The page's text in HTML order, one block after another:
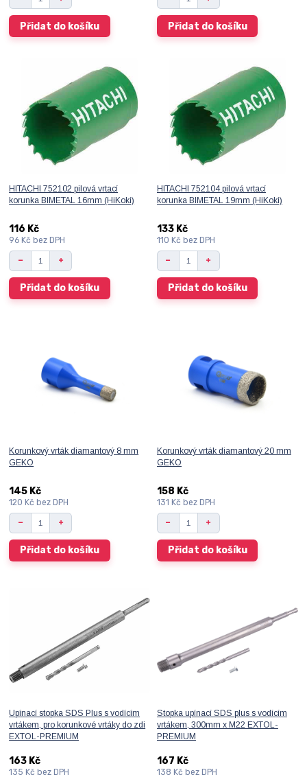
Přidat do košíku Přidat do košíku
HITACHI 752102 pilová vrtací
korunka BIMETAL 16mm (HiKoki)
116 Kč
96 Kčbez DPH
Přidat do košíku
HITACHI 752104 pilová vrtací
korunka BIMETAL 19mm (HiKoki)
133 Kč
110 Kč bez DPH
Přidat do košíku
Korunkový vrták diamantový 8 mm
GEKO
145 Kč
120 Kčbez DPH
Přidat do košíku
Korunkový vrták diamantový 20 mm
GEKO
158 Kč
131 Kč bez DPH
Přidat do košíku
Upínací stopka SDS Plus s vodícím
vrtákem, pro korunkové vrtáky do zdi
EXTOL-PREMIUM
163 Kč
135 Kčbez DPH
Stopka upínací SDS plus s vodícím
vrtákem, 300mm x M22 EXTOL-
PREMIUM
167 Kč
138 Kč bez DPH